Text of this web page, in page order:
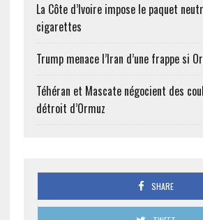
La Côte d’Ivoire impose le paquet
cigarettes
Trump menace l’Iran d’une frappe si
Téhéran et Mascate négocient des
détroit d’Ormuz
SHARE